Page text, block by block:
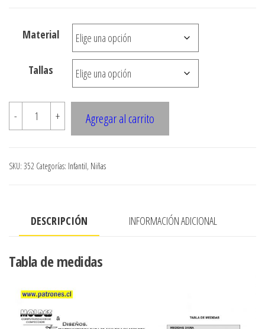
desde
$3.000
hasta
$7.900
Material
Tallas
-
PANTALON
A
+ Agregar al carrito
SKU: 352 Categorías: Infantil, Niñas
DESCRIPCIÓN INFORMACIÓN ADICIONAL
Tabla de medidas